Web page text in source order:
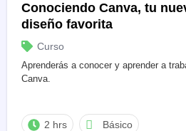
Conociendo Canva, tu
diseño favorita
Curso
Aprenderás a conocer y aprender a
Canva.
2 hrs Básico